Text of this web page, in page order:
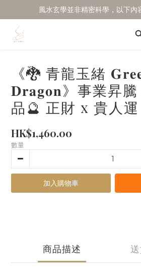
《🐉 青龍玉緒
𝐃𝐫𝐚𝐠𝐨𝐧》事業昇
品🔮 正財 x 貴人運
HK$1,460.00
數量
加入購物車
商品描述
風水玄學並非精密科學，以下內